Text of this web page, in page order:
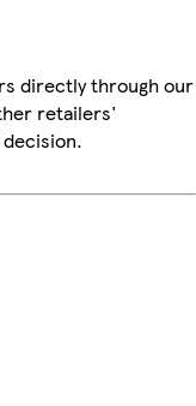
directly through our
retailers'